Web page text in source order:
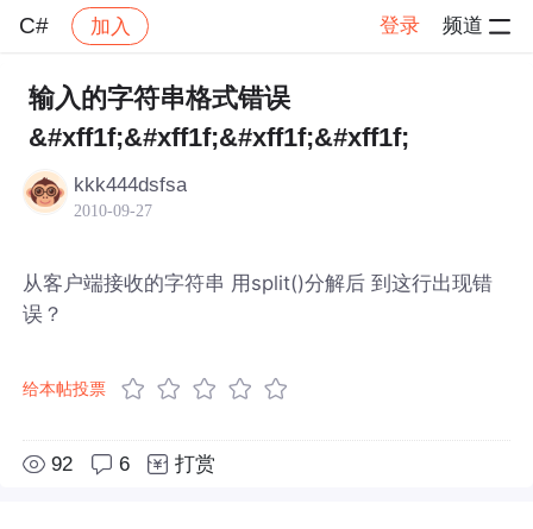
C# 加入 登录 频道
社区 C# 帖子详情
输入的字符串格式错误
&#xff1f;&#xff1f;&#xff1f;&#xff1f;
kkk444dsfsa
2010-09-27
从客户端接收的字符串 用split()分解后 到这行出现错
误？
给本帖投票
92 6 打赏